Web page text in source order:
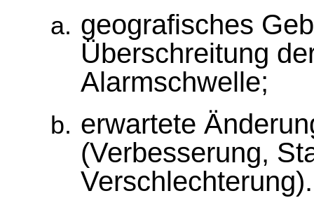
geografisches
Überschreitung
Alarmschwelle;
erwartete
(Verbesserung,
Verschlechterung).